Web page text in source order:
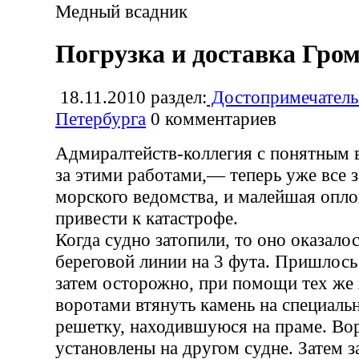
Медный всадник
Погрузка и доставка
18.11.2010 раздел:
Петербурга 0 комментариев
Адмиралтейств-коллегия с понятным
за этими работами,— теперь уже все
морского ведомства, и малейшая
привести к катастрофе.
Когда судно затопили, то оно
береговой линии на 3 фута. Пришлось
затем осторожно, при помощи тех
воротами втянуть камень на
решетку, находившуюся на праме.
установлены на другом судне. Затем